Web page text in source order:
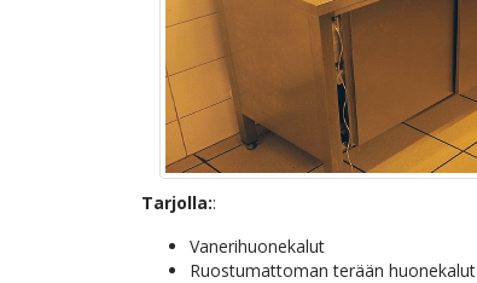
Tarjolla::
Vanerihuonekalut
Ruostumattoman terään huonekalut